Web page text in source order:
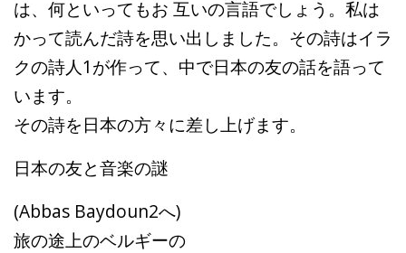
は、何といってもお 互いの言語でしょう。私は
かって読んだ詩を思い出しました。その詩はイラ
クの詩人1が作って、中で日本の友の話を語って
います。
その詩を日本の方々に差し上げます。
日本の友と音楽の謎
(Abbas Baydoun2へ)
旅の途上のベルギーの